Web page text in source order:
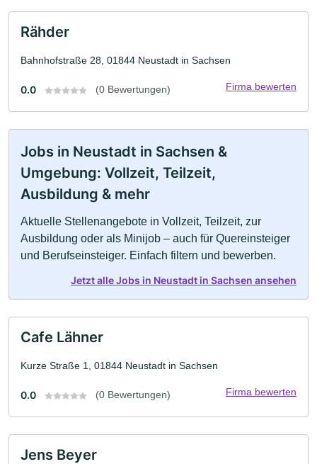
Rähder
Bahnhofstraße 28, 01844 Neustadt in Sachsen
0.0 (0 Bewertungen) Firma bewerten
Jobs in Neustadt in Sachsen &
Umgebung: Vollzeit, Teilzeit,
Ausbildung & mehr
Aktuelle Stellenangebote in Vollzeit, Teilzeit, zur
Ausbildung oder als Minijob – auch für Quereinsteiger
und Berufseinsteiger. Einfach filtern und bewerben.
Jetzt alle Jobs in Neustadt in Sachsen ansehen
Cafe Lähner
Kurze Straße 1, 01844 Neustadt in Sachsen
0.0 (0 Bewertungen) Firma bewerten
Jens Beyer